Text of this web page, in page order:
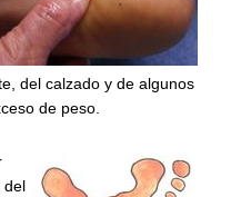
del calzado y de algunos
de peso.
del